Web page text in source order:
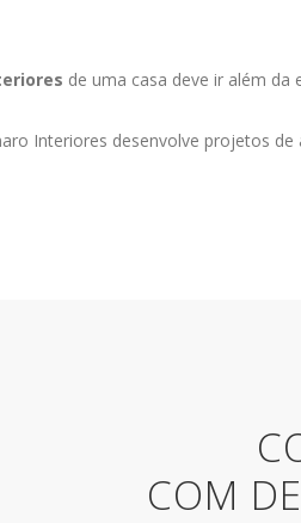
de uma casa deve ir além
Interiores desenvolve projetos de
COM